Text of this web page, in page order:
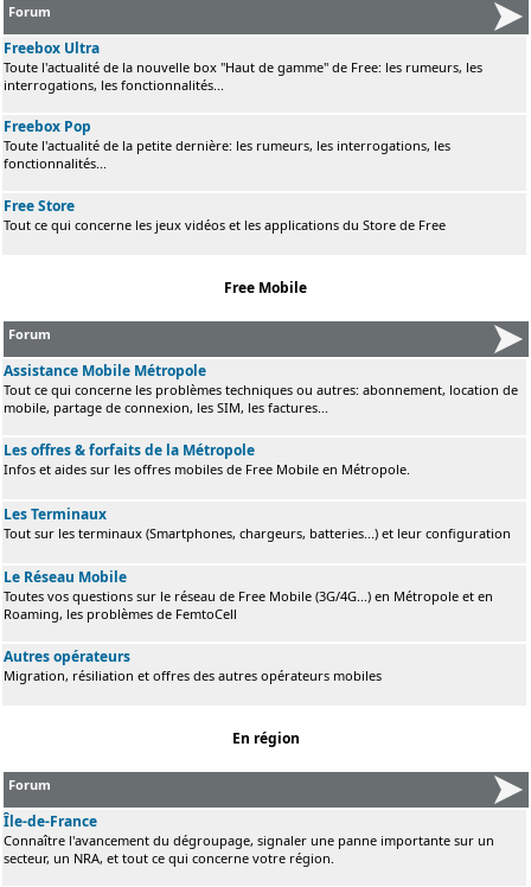
Forum
Freebox Ultra
Toute l'actualité de la nouvelle box "Haut de gamme" de Free: les rumeurs, les
interrogations, les fonctionnalités...
Freebox Pop
Toute l'actualité de la petite dernière: les rumeurs, les interrogations, les
fonctionnalités...
Free Store
Tout ce qui concerne les jeux vidéos et les applications du Store de Free
Free Mobile
Forum
Assistance Mobile Métropole
Tout ce qui concerne les problèmes techniques ou autres: abonnement, location de
mobile, partage de connexion, les SIM, les factures...
Les offres & forfaits de la Métropole
Infos et aides sur les offres mobiles de Free Mobile en Métropole.
Les Terminaux
Tout sur les terminaux (Smartphones, chargeurs, batteries...) et leur configuration
Le Réseau Mobile
Toutes vos questions sur le réseau de Free Mobile (3G/4G...) en Métropole et en
Roaming, les problèmes de FemtoCell
Autres opérateurs
Migration, résiliation et offres des autres opérateurs mobiles
En région
Forum
Île-de-France
Connaître l'avancement du dégroupage, signaler une panne importante sur un
secteur, un NRA, et tout ce qui concerne votre région.